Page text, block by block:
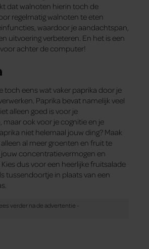
dat walnoten hierin toch de
regelmatig walnoten te eten
waardoor je aandachtspan,
uitvoering verbeteren. En het is een
achter de computer!
toch eens wat vaker paprika door je
Paprika bevat namelijk veel
alleen goed is voor je
ook voor je cognitie en je
niet helemaal jouw ding? Maak
al meer groenten en fruit te
concentratievermogen en
dus voor een heerlijke fruitsalade
tussendoortje in plaats van een